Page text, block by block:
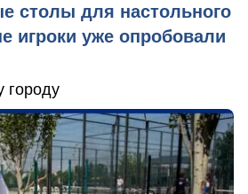
столы для настольного
игроки уже опробовали
городу